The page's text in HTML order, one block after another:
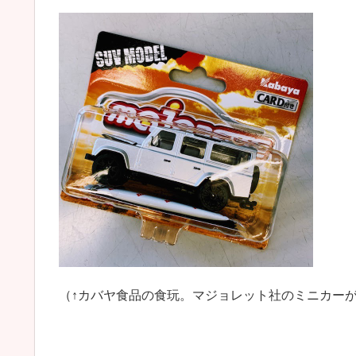
（↑カバヤ食品の食玩。マジョレット社のミニカー